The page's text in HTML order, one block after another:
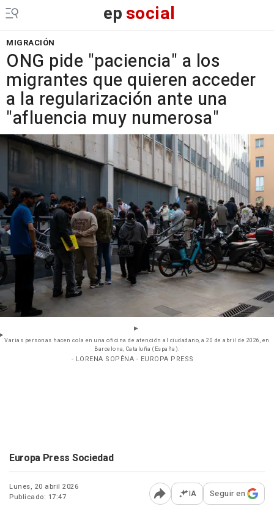
epsocial
MIGRACIÓN
ONG pide "paciencia" a los
migrantes que quieren acceder
a la regularización ante una
"afluencia muy numerosa"
Varias personas hacen cola en una oficina de atención al ciudadano, a 20 de abril de 2026, en
Barcelona, Cataluña (España).
- LORENA SOPÊNA - EUROPA PRESS
Europa Press Sociedad
Lunes, 20 abril 2026
Publicado: 17:47
Abrir opciones para
IA Seguir en